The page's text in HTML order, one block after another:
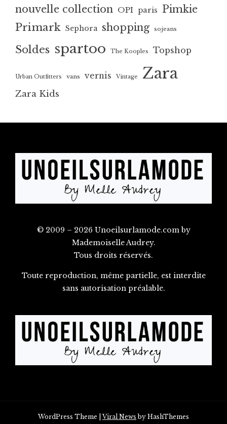
nouvelle collection OPI paris Pimkie
Primark Sephora shopping sojeans
Soldes spartoo The Kooples Topshop
Urban Outfitters vans vernis Vintage Zara
Zara Kids
© 2009 – 2026 Unoeilsurlamode.com by
Mademoiselle Audrey.
Tous droits réservés.
Toute reproduction, même partielle, est interdite
sans autorisation préalable.
WordPress Theme |Viral News by HashThemes